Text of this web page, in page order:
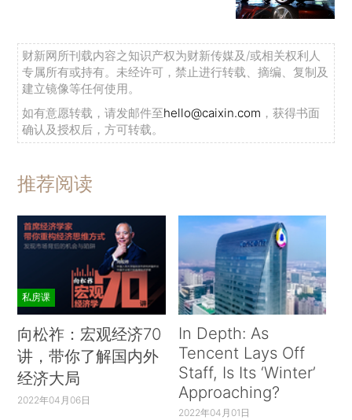
财新网所刊载内容之知识产权为财新传媒及/或相关权利人
专属所有或持有。未经许可，禁止进行转载、摘编、复制及
建立镜像等任何使用。
如有意愿转载，请发邮件至hello@caixin.com ，获得书面
确认及授权后，方可转载。
推荐阅读
私房课
向松祚：宏观经济70
讲，带你了解国内外
经济大局
2022年04月06日
In Depth: As
Tencent Lays Off
Staff, Is Its ‘Winter’
Approaching?
2022年04月01日